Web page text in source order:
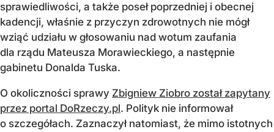
sprawiedliwości, a także poseł poprzedniej i obecnej
kadencji, właśnie z przyczyn zdrowotnych nie mógł
wziąć udziału w głosowaniu nad wotum zaufania
dla rządu Mateusza Morawieckiego, a następnie
gabinetu Donalda Tuska.
O okoliczności sprawy Zbigniew Ziobro został zapytany
przez portal DoRzeczy.pl. Polityk nie informował
o szczegółach. Zaznaczył natomiast, że mimo istotnych